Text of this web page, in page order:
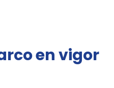
en vigor